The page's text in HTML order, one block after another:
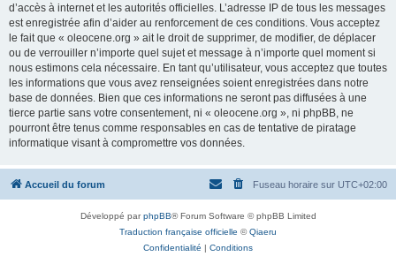
d’accès à internet et les autorités officielles. L’adresse IP de tous les messages
est enregistrée afin d’aider au renforcement de ces conditions. Vous acceptez
le fait que « oleocene.org » ait le droit de supprimer, de modifier, de déplacer
ou de verrouiller n’importe quel sujet et message à n’importe quel moment si
nous estimons cela nécessaire. En tant qu’utilisateur, vous acceptez que toutes
les informations que vous avez renseignées soient enregistrées dans notre
base de données. Bien que ces informations ne seront pas diffusées à une
tierce partie sans votre consentement, ni « oleocene.org », ni phpBB, ne
pourront être tenus comme responsables en cas de tentative de piratage
informatique visant à compromettre vos données.
Accueil du forum Fuseau horaire sur UTC+02:00
Développé parphpBB® Forum Software © phpBB Limited
Traduction française officielle ©Qiaeru
Confidentialité | Conditions